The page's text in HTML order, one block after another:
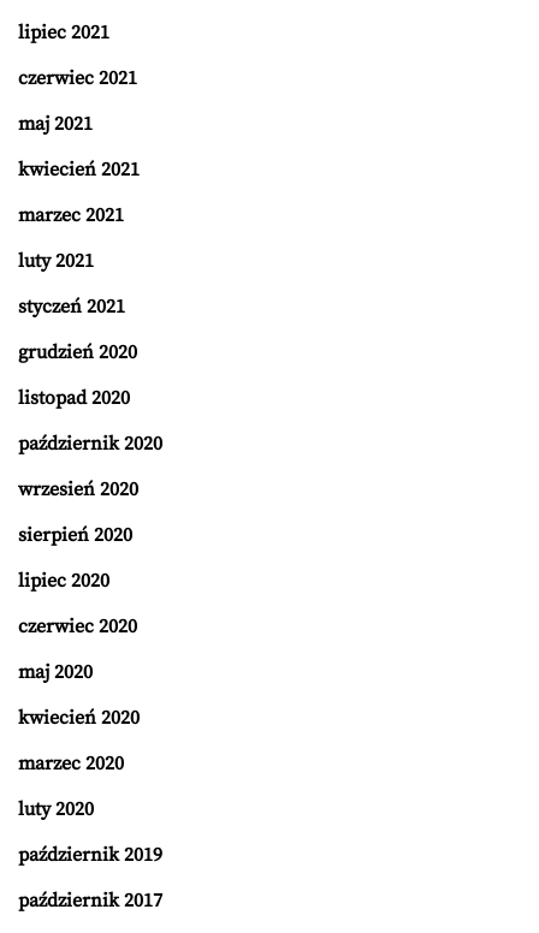
lipiec 2021
czerwiec 2021
maj 2021
kwiecień 2021
marzec 2021
luty 2021
styczeń 2021
grudzień 2020
listopad 2020
październik 2020
wrzesień 2020
sierpień 2020
lipiec 2020
czerwiec 2020
maj 2020
kwiecień 2020
marzec 2020
luty 2020
październik 2019
październik 2017